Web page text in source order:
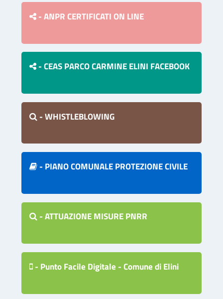
- ANPR CERTIFICATI ON LINE
- CEAS PARCO CARMINE ELINI FACEBOOK
- WHISTLEBLOWING
- PIANO COMUNALE PROTEZIONE CIVILE
- ATTUAZIONE MISURE PNRR
- Punto Facile Digitale - Comune di Elini